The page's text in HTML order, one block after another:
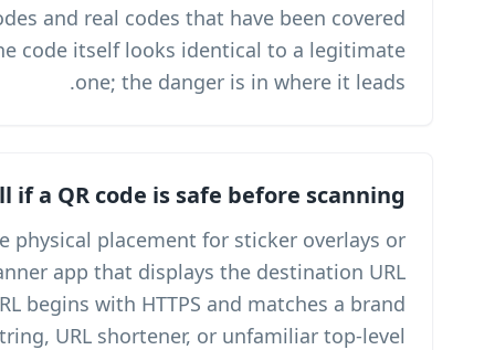
includes both entirely fabricated codes
with a fraudulent sticker overlay. The
How can I tell if a
Before scanning, inspect the
misalignment, and use a QR scanner
before opening it. Verify the URL
domain you recognize; a random string,